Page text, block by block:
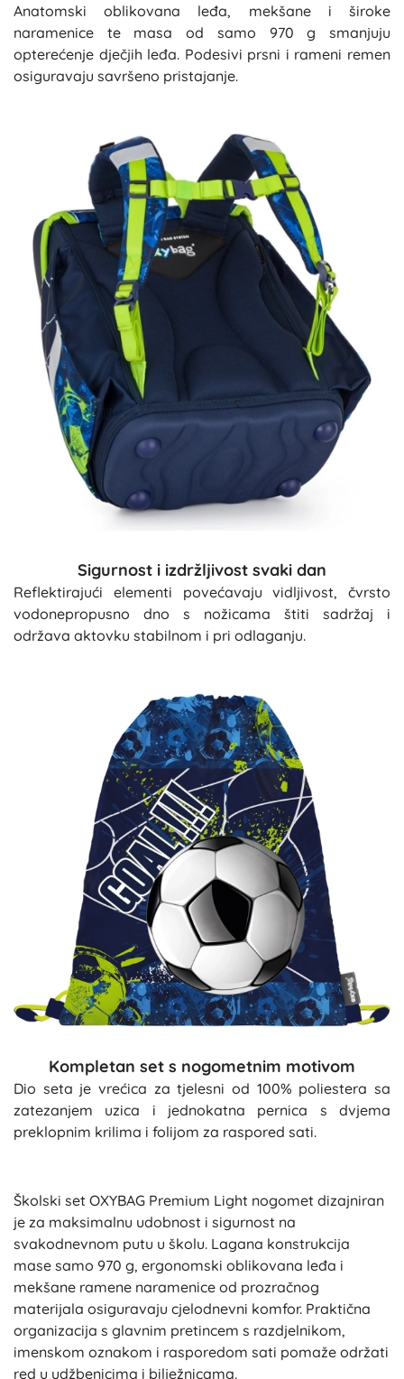
Anatomski oblikovana leđa, mekšane i široke
naramenice te masa od samo 970 g smanjuju
opterećenje dječjih leđa. Podesivi prsni i rameni remen
osiguravaju savršeno pristajanje.
Sigurnost i izdržljivost svaki dan
Reflektirajući elementi povećavaju vidljivost, čvrsto
vodonepropusno dno s nožicama štiti sadržaj i
održava aktovku stabilnom i pri odlaganju.
Kompletan set s nogometnim motivom
Dio seta je vrećica za tjelesni od 100% poliestera sa
zatezanjem uzica i jednokatna pernica s dvjema
preklopnim krilima i folijom za raspored sati.
Školski set OXYBAG Premium Light nogomet dizajniran
je za maksimalnu udobnost i sigurnost na
svakodnevnom putu u školu. Lagana konstrukcija
mase samo 970 g, ergonomski oblikovana leđa i
mekšane ramene naramenice od prozračnog
materijala osiguravaju cjelodnevni komfor. Praktična
organizacija s glavnim pretincem s razdjelnikom,
imenskom oznakom i rasporedom sati pomaže održati
red u udžbenicima i bilježnicama.